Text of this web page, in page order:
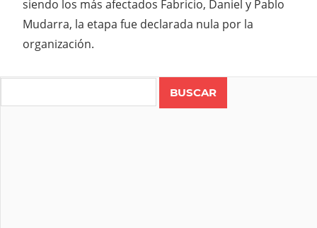
siendo los más afectados Fabricio, Daniel y Pablo
Mudarra, la etapa fue declarada nula por la
organización.